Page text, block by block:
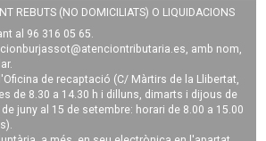
REBUTS (NO DOMICILIATS) O LIQUIDACIONS
al 96 316 05 65.
, amb nom,
de recaptació (C/ Màrtirs de la Llibertat,
de 8.30 a 14.30 h i dilluns, dimarts i dijous de
juny al 15 de setembre: horari de 8.00 a 15.00